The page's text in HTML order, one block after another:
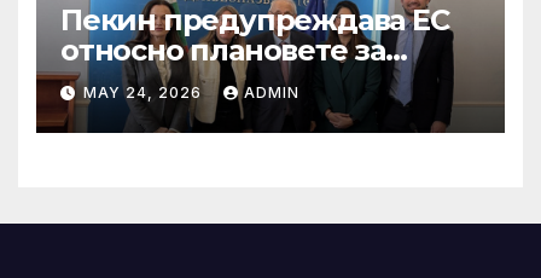
Пекин предупреждава ЕС
относно плановете за
насочване към китайски
продукти
MAY 24, 2026 ADMIN